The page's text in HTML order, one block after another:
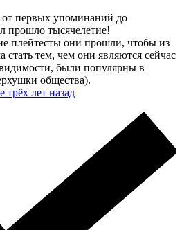
первых упоминаний до
прошло тысячелетие!
плейтесты они прошли, чтобы из
стать тем, чем они являются сейчас
были популярны в
общества).
трёх лет назад